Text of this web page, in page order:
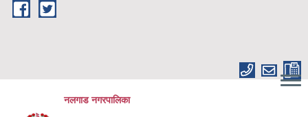
Skip to main content
नलगाड नगरपालिका